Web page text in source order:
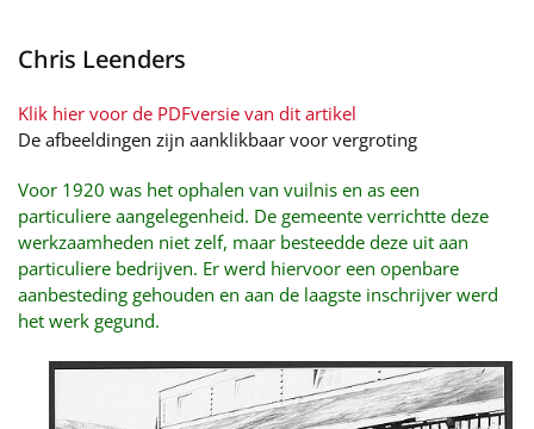
Chris Leenders
Klik hier voor de PDFversie van dit artikel
De afbeeldingen zijn aanklikbaar voor vergroting
Voor 1920 was het ophalen van vuilnis en as een
particuliere aangelegenheid. De gemeente verrichtte deze
werkzaamheden niet zelf, maar besteedde deze uit aan
particuliere bedrijven. Er werd hiervoor een openbare
aanbesteding gehouden en aan de laagste inschrijver werd
het werk gegund.